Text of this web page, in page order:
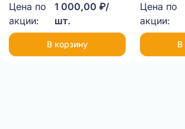
Цена по
акции:
1 000,00 ₽/
шт.
В корзину
Цена по
акции:
В